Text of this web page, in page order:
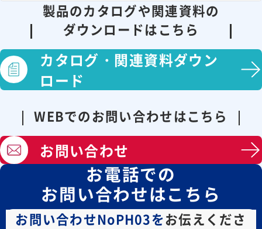
製品のカタログや関連資料の
ダウンロードはこちら
カタログ・ 関連資料ダウン
ロード
WEBでのお問い合わせはこちら
お問い合わせ
お電話での
お問い合わせはこちら
お問い合わせNoPH03をお伝えくださ